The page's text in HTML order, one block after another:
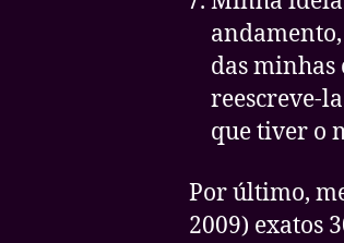
das minhas
reescreve-
que tiver o
Por último,
2009) exatos